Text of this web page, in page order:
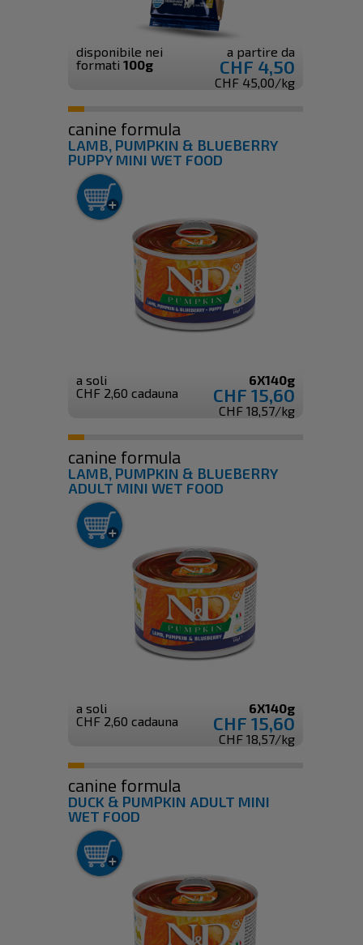
disponibile nei
formati 100g
a partire da
CHF 4,50
CHF 45,00/kg
canine formula
LAMB, PUMPKIN & BLUEBERRY
PUPPY MINI WET FOOD
a soli
CHF 2,60 cadauna
6X140g
CHF 15,60
CHF 18,57/kg
canine formula
LAMB, PUMPKIN & BLUEBERRY
ADULT MINI WET FOOD
a soli
CHF 2,60 cadauna
6X140g
CHF 15,60
CHF 18,57/kg
canine formula
DUCK & PUMPKIN ADULT MINI
WET FOOD